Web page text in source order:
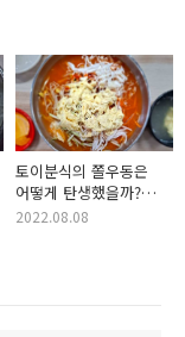
토이분식의 쫄우동은
어떻게 탄생했을까?
[제물포지하상가
2022.08.08